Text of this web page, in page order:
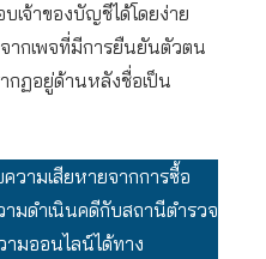
เจ้าของบัญชีได้โดยง่าย
ากเพจที่มีการยืนยันตัวตน
กฏอยู่ด้านหลังชื่อเป็น
วามเสียหายจากการซื้อ
มดำเนินคดีกับสถานีตำรวจ
มออนไลน์ได้ทาง